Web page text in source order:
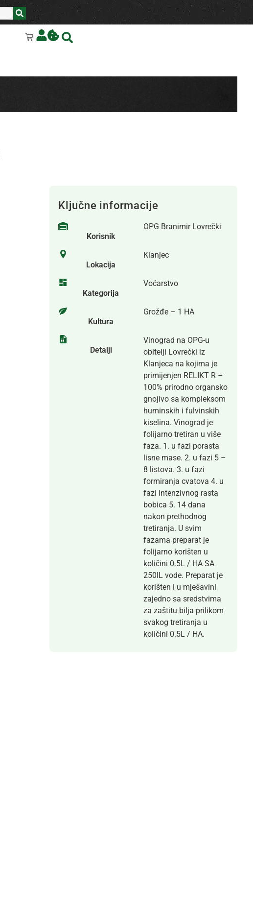
Ključne informacije
Korisnik
OPG Branimir Lovrečki
Lokacija
Klanjec
Kategorija
Voćarstvo
Kultura
Grožđe – 1 HA
Detalji
Vinograd na OPG-u
obitelji Lovrečki iz
Klanjeca na kojima je
primijenjen RELIKT R –
100% prirodno organsko
gnojivo sa kompleksom
huminskih i fulvinskih
kiselina. Vinograd je
folijarno tretiran u više
faza. 1. u fazi porasta
lisne mase. 2. u fazi 5 –
8 listova. 3. u fazi
formiranja cvatova 4. u
fazi intenzivnog rasta
bobica 5. 14 dana
nakon prethodnog
tretiranja. U svim
fazama preparat je
folijarno korišten u
količini 0.5L / HA SA
250lL vode. Preparat je
korišten i u mješavini
zajedno sa sredstvima
za zaštitu bilja prilikom
svakog tretiranja u
količini 0.5L / HA.